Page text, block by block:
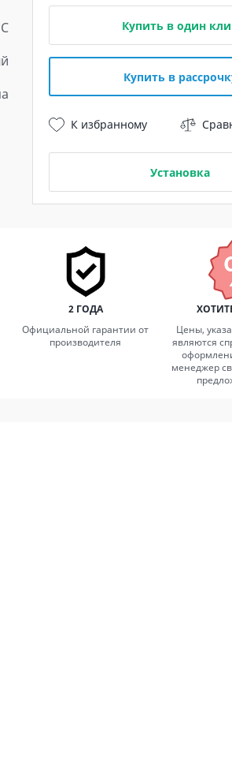
Купить в один
Купить в
К избранному
Установка
2 ГОДА
Официальной гарантии от
производителя
Цены,
являются
менеджер